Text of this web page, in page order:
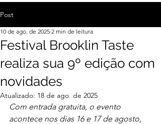
Post
Festival Brooklin Taste
realiza sua 9º edição com
novidades
10 de ago. de 2025 2 min de leitura
Atualizado: 18 de ago. de 2025
Com entrada gratuita, o evento
acontece nos dias 16 e 17 de agosto,